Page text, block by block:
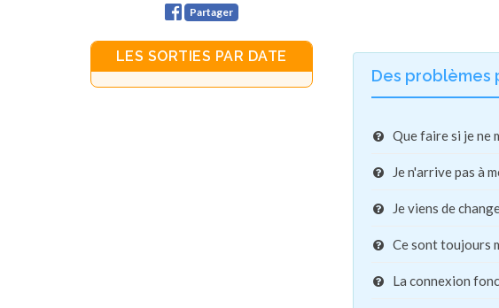
Des problèmes
Que faire si je ne
Je n'arrive pas à
Je viens de
Ce sont toujours
La connexion
Partager
LES SORTIES PAR DATE